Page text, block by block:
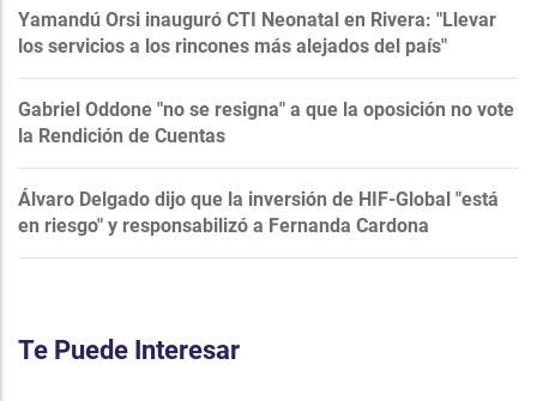
Yamandú Orsi inauguró CTI Neonatal en Rivera: "Llevar
los servicios a los rincones más alejados del país"
Gabriel Oddone "no se resigna" a que la oposición no vote
la Rendición de Cuentas
Álvaro Delgado dijo que la inversión de HIF-Global "está
en riesgo" y responsabilizó a Fernanda Cardona
Te Puede Interesar